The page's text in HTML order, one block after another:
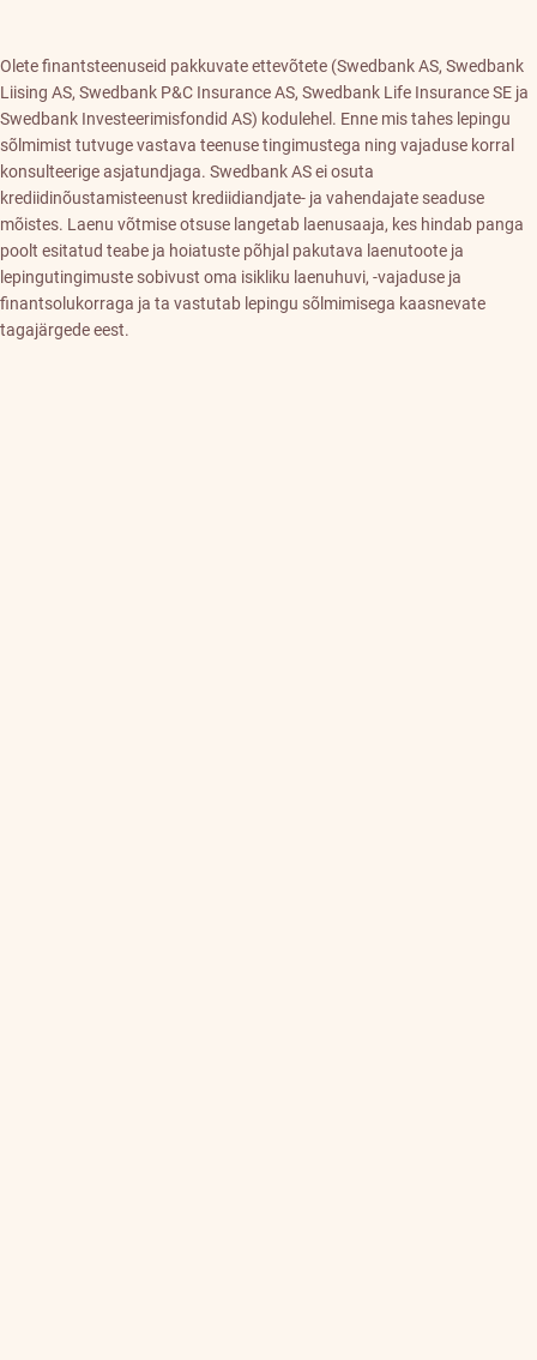
Olete finantsteenuseid pakkuvate ettevõtete (Swedbank AS, Swedbank
Liising AS, Swedbank P&C Insurance AS, Swedbank Life Insurance SE ja
Swedbank Investeerimisfondid AS) kodulehel. Enne mis tahes lepingu
sõlmimist tutvuge vastava teenuse tingimustega ning vajaduse korral
konsulteerige asjatundjaga. Swedbank AS ei osuta
krediidinõustamisteenust krediidiandjate- ja vahendajate seaduse
mõistes. Laenu võtmise otsuse langetab laenusaaja, kes hindab panga
poolt esitatud teabe ja hoiatuste põhjal pakutava laenutoote ja
lepingutingimuste sobivust oma isikliku laenuhuvi, -vajaduse ja
finantsolukorraga ja ta vastutab lepingu sõlmimisega kaasnevate
tagajärgede eest.